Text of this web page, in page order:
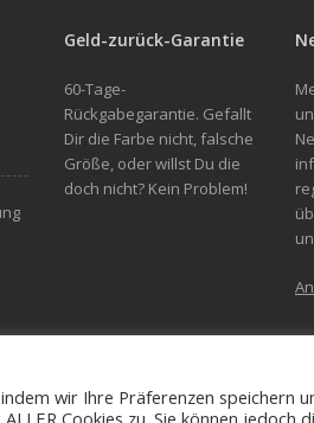
Geld-zurück-Garantie
60-Tage-
Rückgabegarantie. Gefallt
Dir die Farbe nicht, falsche
Größe, oder willst Du die
doch nicht? Kein Problem!
(AGB)
wir Ihre Präferenzen speichern
Cookies zu. Sie können jedoch